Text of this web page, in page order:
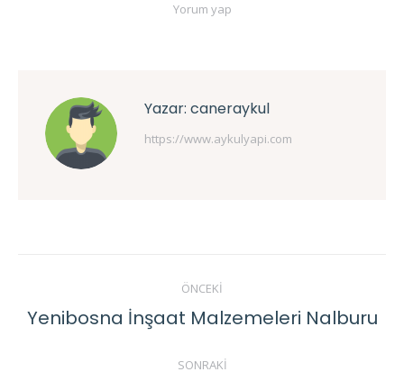
Yorum yap
Yazar: caneraykul
https://www.aykulyapi.com
navigation
ÖNCEKI
Previous
Yenibosna İnşaat Malzemeleri Nalburu
SONRAKI